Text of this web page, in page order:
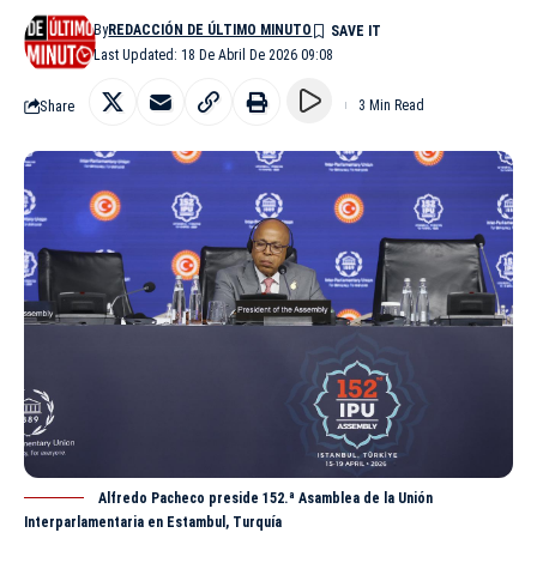
Last Updated: 18 De Abril De 2026 09:08
ByREDACCIÓN DE ÚLTIMO MINUTO
Share 3 Min Read
Alfredo Pacheco preside 152.ª Asamblea de la Unión
Interparlamentaria en Estambul, Turquía